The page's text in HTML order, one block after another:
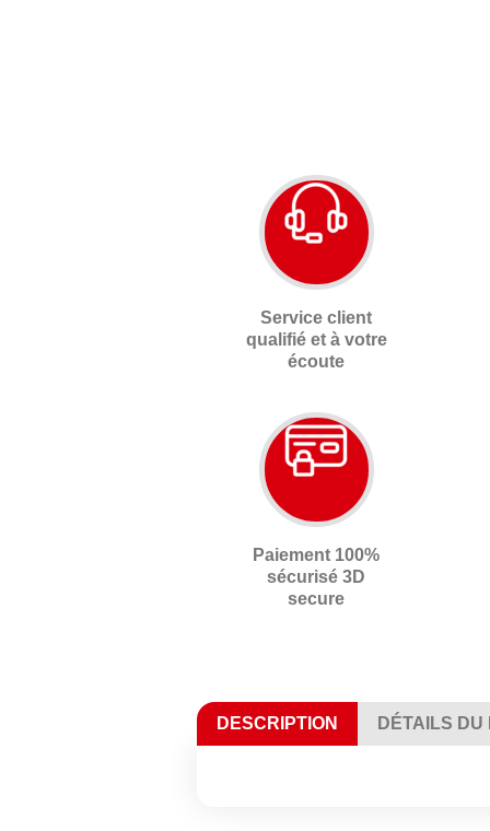
Service client
qualifié et à votre
écoute
Paiement 100%
sécurisé 3D
secure
DESCRIPTION DÉTAILS DU